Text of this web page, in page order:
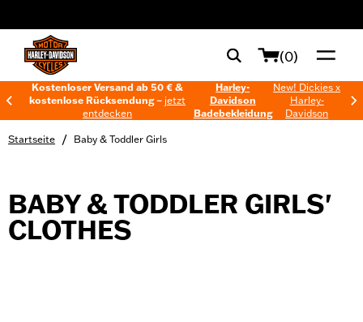
(0)
Kostenloser Versand ab 50 € &
kostenlose Rücksendung – jetzt
entdecken
Harley-
Davidson
Badebekleidung
New! Dickies x
Harley-
Davidson
Startseite / Baby & Toddler Girls
BABY & TODDLER GIRLS'
CLOTHES